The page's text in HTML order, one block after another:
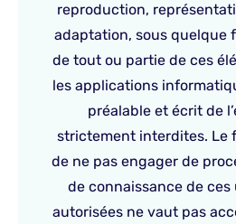
reproduction,
adaptation, sous quelque
de tout ou partie de ces
les applications
préalable et écrit de
strictement interdites. Le
de ne pas engager de
de connaissance de
autorisées ne vaut pas